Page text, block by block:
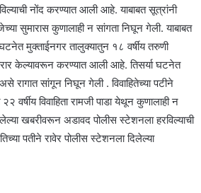
नोंद करण्यात आली आहे. याबाबत सूत्रांनी
सुमारास कुणालाही न सांगता निघून गेली. याबाबत
घटनेत मुक्ताईनगर तालुक्यातुन १८ वर्षीय तरुणी
केल्यावरून करण्यात आली आहे. तिसर्या घटनेत
रागात सांगून निघून गेली . विवाहितेच्या पटीने
विवाहिता रामजी पाडा येथून कुणालाही न
खबरीवरून अडावद पोलीस स्टेशनला हरविल्याची
पतीने रावेर पोलीस स्टेशनला दिलेल्या